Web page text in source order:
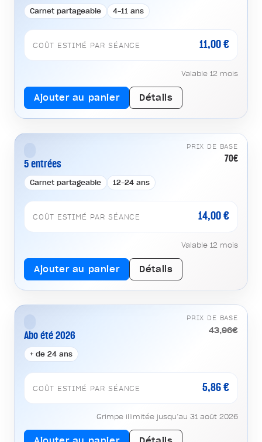
Carnet partageable 4-11 ans
COÛT ESTIMÉ PAR SÉANCE 11,00 €
Valable 12 mois
Ajouter au panier Détails
5 entrées
PRIX DE BASE
70€
Carnet partageable 12-24 ans
COÛT ESTIMÉ PAR SÉANCE 14,00 €
Valable 12 mois
Ajouter au panier Détails
Abo été 2026
PRIX DE BASE
43,96€
+ de 24 ans
COÛT ESTIMÉ PAR SÉANCE 5,86 €
Grimpe illimitée jusqu’au 31 août 2026